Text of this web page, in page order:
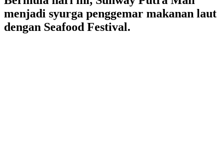
menjadi syurga penggemar makanan laut
dengan Seafood Festival.